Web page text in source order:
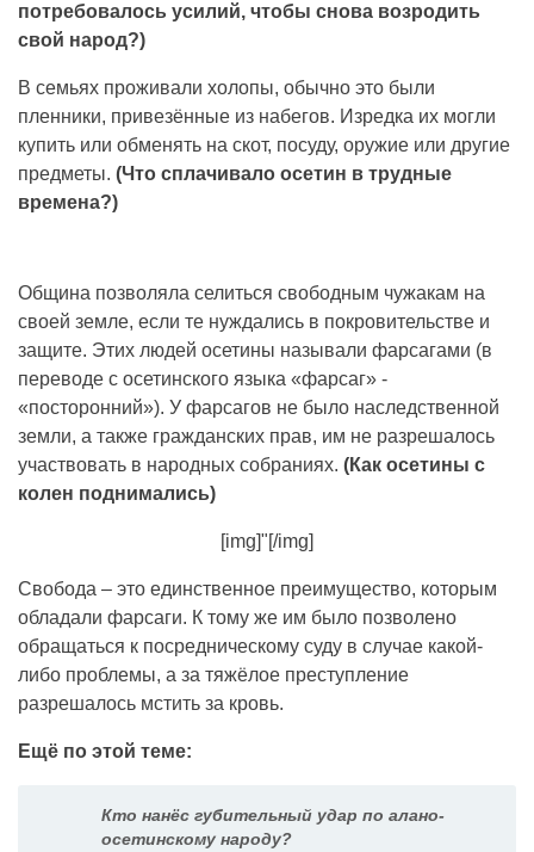
потребовалось усилий, чтобы снова возродить
свой народ?)
В семьях проживали холопы, обычно это были
пленники, привезённые из набегов. Изредка их могли
купить или обменять на скот, посуду, оружие или другие
предметы. (Что сплачивало осетин в трудные
времена?)
Община позволяла селиться свободным чужакам на
своей земле, если те нуждались в покровительстве и
защите. Этих людей осетины называли фарсагами (в
переводе с осетинского языка «фарсаг» -
«посторонний»). У фарсагов не было наследственной
земли, а также гражданских прав, им не разрешалось
участвовать в народных собраниях. (Как осетины с
колен поднимались)
[img]"[/img]
Свобода – это единственное преимущество, которым
обладали фарсаги. К тому же им было позволено
обращаться к посредническому суду в случае какой-
либо проблемы, а за тяжёлое преступление
разрешалось мстить за кровь.
Ещё по этой теме:
Кто нанёс губительный удар по алано-
осетинскому народу?